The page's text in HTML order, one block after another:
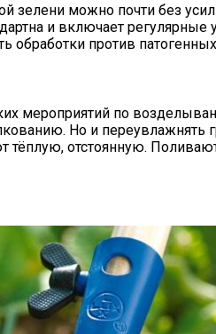
зелени можно почти без
и включает
против
мероприятий по
Но и
отстоянную.